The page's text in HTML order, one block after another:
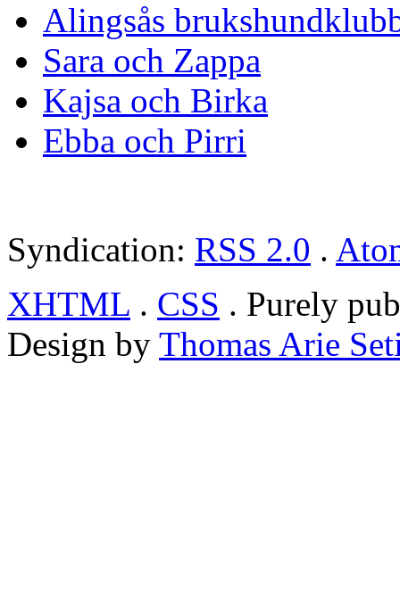
Alingsås
Sara och Zappa
Kajsa och Birka
Ebba och Pirri
Syndication: RSS 2.0 .
XHTML . CSS . Purely
Design by Thomas Arie